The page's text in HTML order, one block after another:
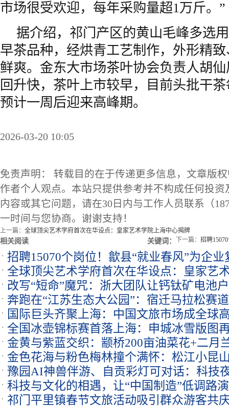
市场很受欢迎，每年采购量超1万斤。”
据介绍，祁门产区的黄山毛峰多选
早茶品种，经烘青工艺制作，外形精
鲜爽。金东大市场茶叶协会负责人胡
回升快，茶叶上市较早，目前头批干茶
预计一周后迎来高峰期。
2026-03-20 10:05
免责声明： 转载目的在于传递更多信息，文章版
作者个人观点。本站只提供参考并不构成任何投
内容或其它问题，请在30日内与工作人员联系（
一时间与您协商。谢谢支持！
上一篇： 全球顶尖艺术学府首次在华设点：皇家艺术学院上海中心揭牌
下一篇： 招聘
相关阅读 关键词：
招聘15070个岗位！歙县“就业春风”为企业
全球顶尖艺术学府首次在华设点：皇家艺
改写“短命”魔咒：浙大团队让钙钛矿电池
衰减
奔跑在“江苏生态大公园”：宿迁马拉松赛
卷国际巨头齐聚上海：中国文旅市场成全球
全国冰壶锦标赛首落上海：申城冰雪版图
金黄与紫蓝交织：颛桥200亩油菜花+二月
金色花海与粉色梅林撞个满怀：松江小昆
豫园AI神兽伴游、自贡彩灯可对话：科技
当下
科技与文化的相遇，让“中国制造”低调路
祁门平里镇春节文旅活动吸引群众游客共